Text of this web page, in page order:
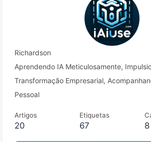
Richardson
Aprendendo IA Meticulosamente,
Transformação Empresarial,
Pessoal
Artigos
20
Etiquetas
67 8